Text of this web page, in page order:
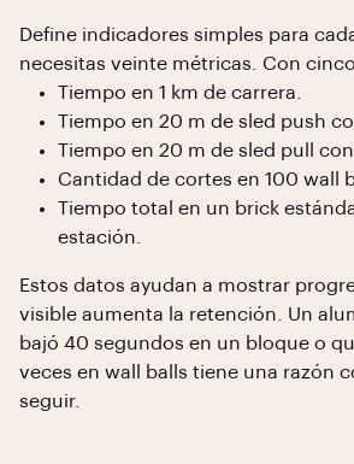
Define indicadores simples para
necesitas veinte métricas. Con
Tiempo en 1 km de carrera.
Tiempo en 20 m de sled push
Tiempo en 20 m de sled pull
Cantidad de cortes en 100 wall
Tiempo total en un brick
estación.
Estos datos ayudan a mostrar
visible aumenta la retención. Un
bajó 40 segundos en un bloque o
veces en wall balls tiene una razón
seguir.